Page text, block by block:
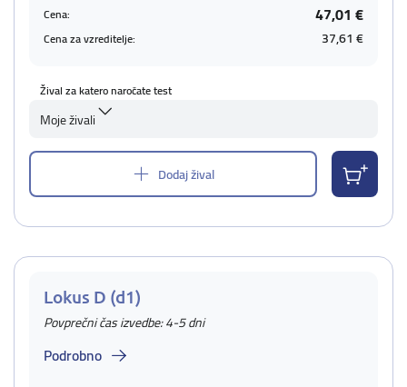
Cena: 47,01 €
Cena za vzreditelje: 37,61 €
Žival za katero naročate test
Moje živali
Dodaj žival
Lokus D (d1)
Povprečni čas izvedbe: 4-5 dni
Podrobno